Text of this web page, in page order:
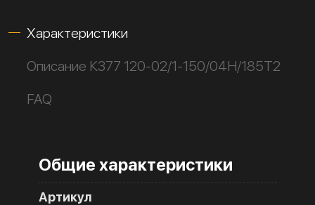
Характеристики
Описание К377 120-02/1-150/04Н/185Т2
FAQ
Общие характеристики
Артикул